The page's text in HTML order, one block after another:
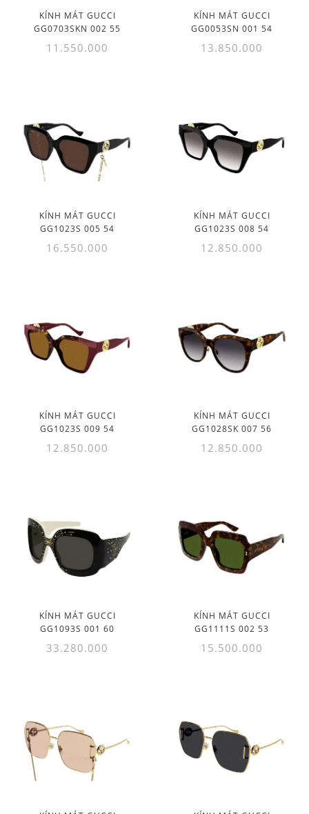
KÍNH MÁT GUCCI
GG0703SKN 002 55
11.550.000
KÍNH MÁT GUCCI
GG0053SN 001 54
13.850.000
KÍNH MÁT GUCCI
GG1023S 005 54
16.550.000
KÍNH MÁT GUCCI
GG1023S 008 54
12.850.000
KÍNH MÁT GUCCI
GG1023S 009 54
12.850.000
KÍNH MÁT GUCCI
GG1028SK 007 56
12.850.000
KÍNH MÁT GUCCI
GG1093S 001 60
33.280.000
KÍNH MÁT GUCCI
GG1111S 002 53
15.500.000